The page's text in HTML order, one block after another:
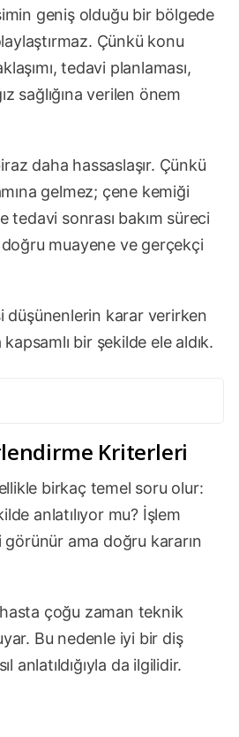
geniş olduğu bir bölgede
Çünkü konu
tedavi planlaması,
sağlığına verilen önem
daha hassaslaşır. Çünkü
gelmez; çene kemiği
tedavi sonrası bakım süreci
muayene ve gerçekçi
düşünenlerin karar verirken
bir şekilde ele aldık.
Kriterleri
birkaç temel soru olur:
anlatılıyor mu? İşlem
ama doğru kararın
çoğu zaman teknik
Bu nedenle iyi bir diş
anlatıldığıyla da ilgilidir.